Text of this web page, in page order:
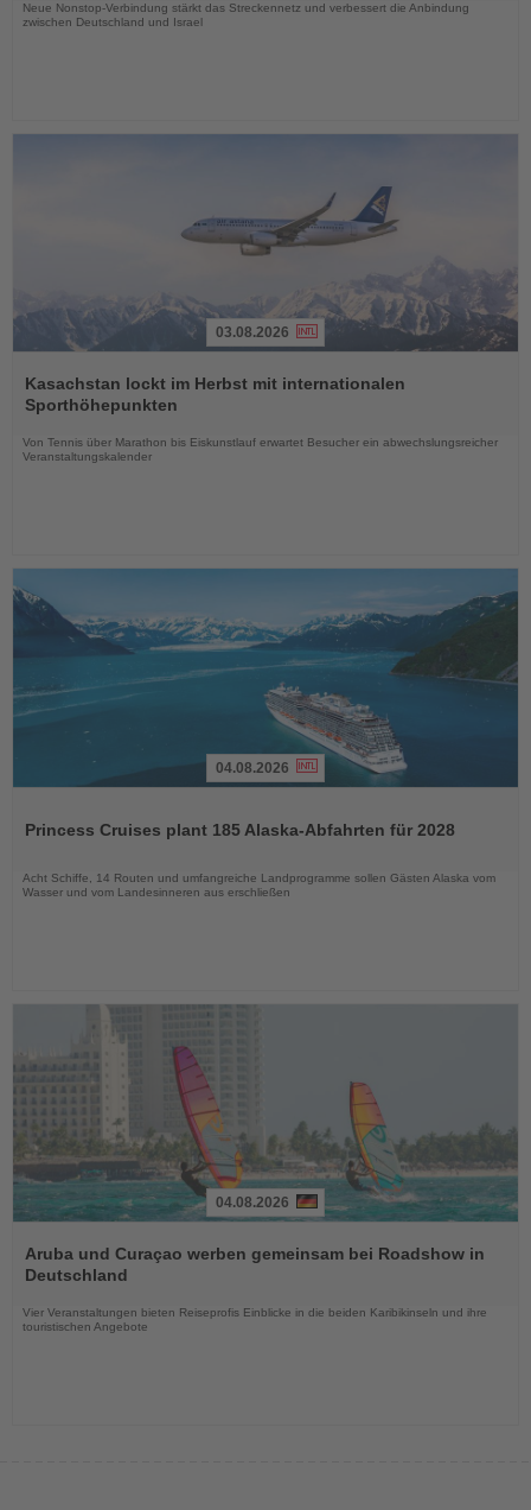
Neue Nonstop-Verbindung stärkt das Streckennetz und verbessert die Anbindung
zwischen Deutschland und Israel
Sie
die
Nachrichten
03.08.2026
Kasachstan lockt im Herbst mit internationalen
Sporthöhepunkten
Von Tennis über Marathon bis Eiskunstlauf erwartet Besucher ein abwechslungsreicher
Veranstaltungskalender
die
04.08.2026
Princess Cruises plant 185 Alaska-Abfahrten für 2028
Acht Schiffe, 14 Routen und umfangreiche Landprogramme sollen Gästen Alaska vom
Wasser und vom Landesinneren aus erschließen
Sie
die
04.08.2026
Aruba und Curaçao werben gemeinsam bei Roadshow in
Deutschland
Vier Veranstaltungen bieten Reiseprofis Einblicke in die beiden Karibikinseln und ihre
touristischen Angebote